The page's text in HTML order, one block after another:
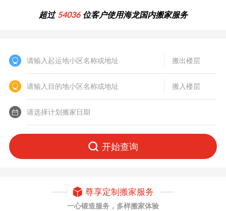
超过 54036 位客户使用海龙国内搬家服务
开始查询
尊享定制搬家服务
一心锻造服务，多样搬家体验